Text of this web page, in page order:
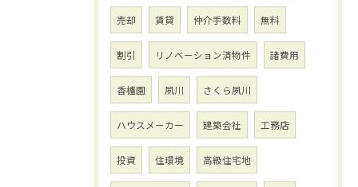
売却 賃貸 仲介手数料 無料
割引 リノベーション済物件 諸費用
香櫨園 夙川 さくら夙川
ハウスメーカー 建築会社 工務店
投資 住環境 高級住宅地